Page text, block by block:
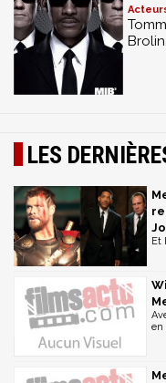
LES
Et
en